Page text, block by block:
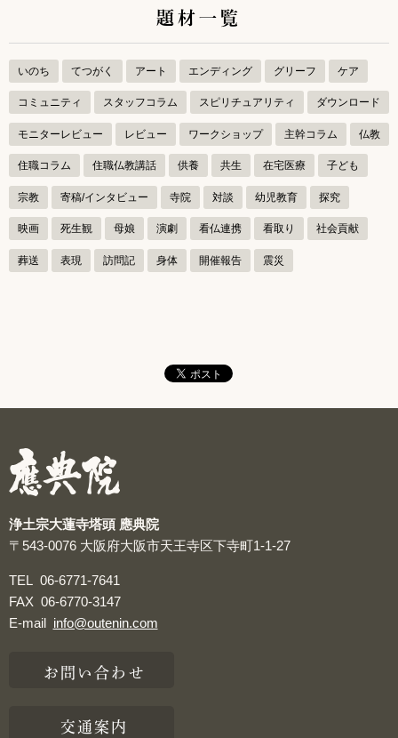
ナ
ビ
ゲ
ー
シ
ョ
ン
題材一覧
いのち てつがく アート エンディング グリーフ ケア
コミュニティ スタッフコラム スピリチュアリティ ダウンロード
モニターレビュー レビュー ワークショップ 主幹コラム 仏教
住職コラム 住職仏教講話 供養 共生 在宅医療 子ども
宗教 寄稿/インタビュー 寺院 対談 幼児教育 探究
映画 死生観 母娘 演劇 看仏連携 看取り 社会貢献
葬送 表現 訪問記 身体 開催報告 震災
浄土宗大蓮寺塔頭 應典院
〒543-0076 大阪府大阪市天王寺区下寺町1-1-27
TEL 06-6771-7641
FAX 06-6770-3147
E-mail info@outenin.com
お問い合わせ
交通案内